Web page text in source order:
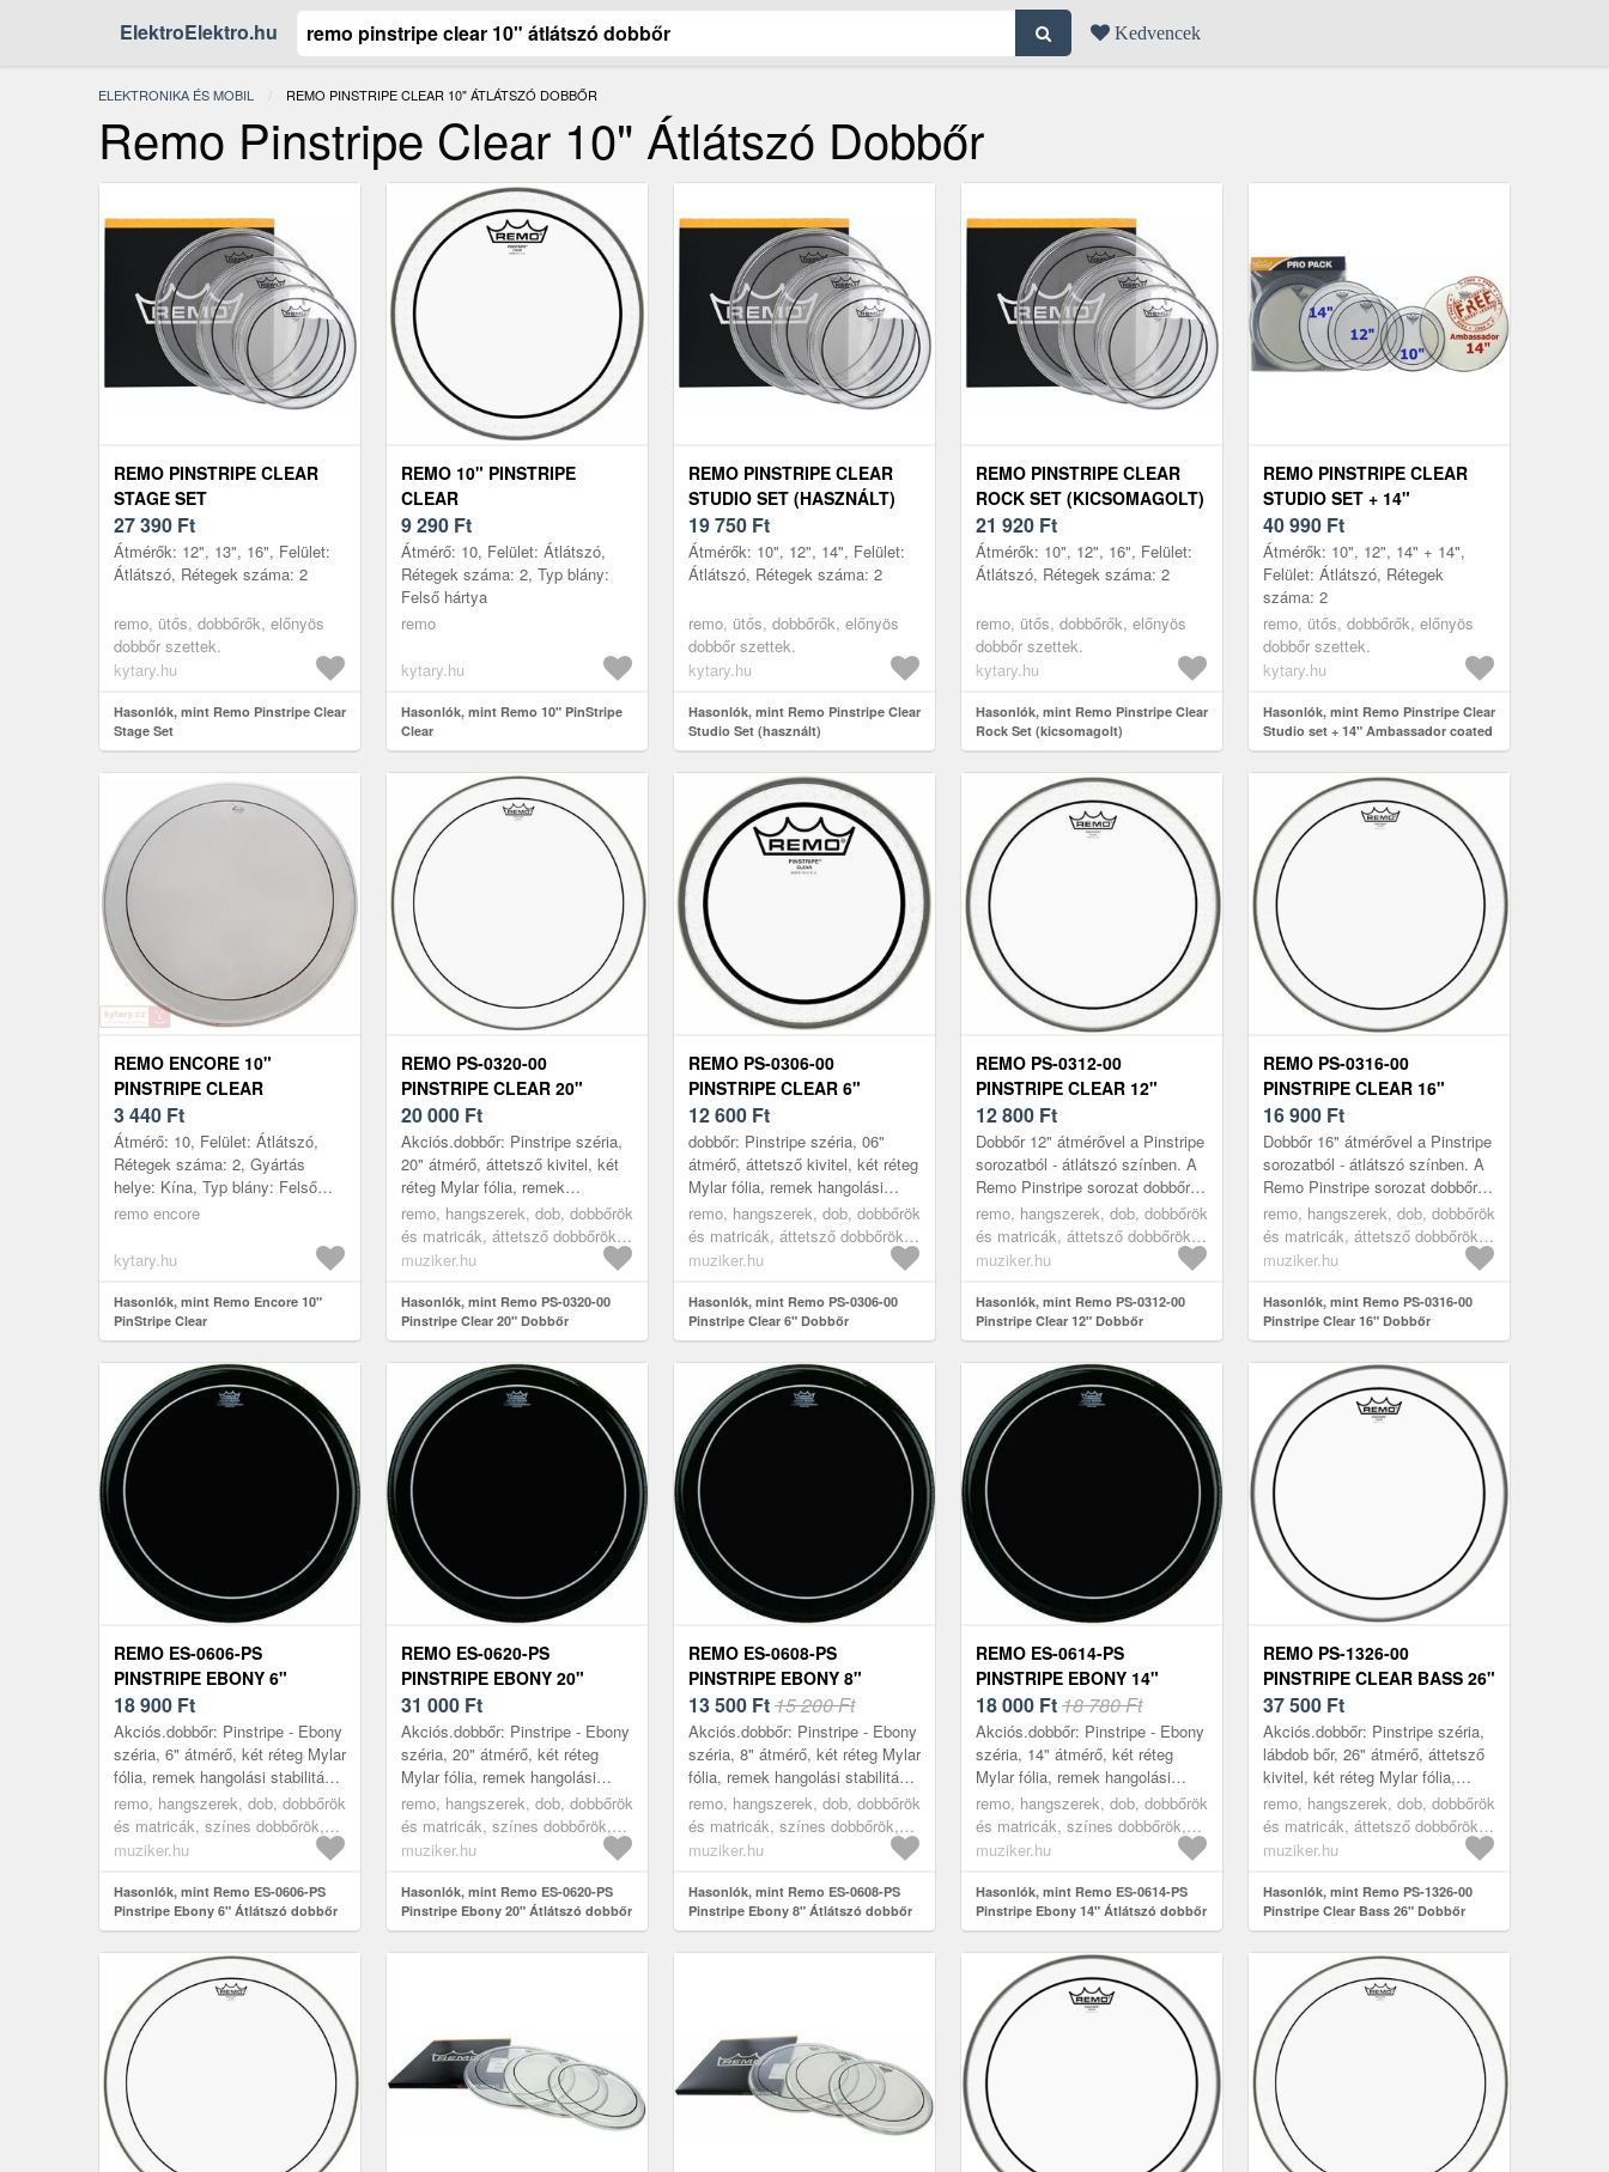
ElektroElektro.hu Kedvencek
ELEKTRONIKA ÉS MOBIL JELENLEGI:
REMO PINSTRIPE CLEAR 10" ÁTLÁTSZÓ DOBBŐR
Remo Pinstripe Clear 10" Átlátszó Dobbőr
REMO PINSTRIPE CLEAR
STAGE SET
27 390 Ft
Átmérők: 12", 13", 16", Felület:
Átlátszó, Rétegek száma: 2
remo, ütős, dobbőrők, előnyös
dobbőr szettek.
kytary.hu
Hasonlók, mint Remo Pinstripe Clear
Stage Set
REMO 10" PINSTRIPE
CLEAR
9 290 Ft
Átmérő: 10, Felület: Átlátszó,
Rétegek száma: 2, Typ blány:
Felső hártya
remo
kytary.hu
Hasonlók, mint Remo 10" PinStripe
Clear
REMO PINSTRIPE CLEAR
STUDIO SET (HASZNÁLT)
19 750 Ft
Átmérők: 10", 12", 14", Felület:
Átlátszó, Rétegek száma: 2
remo, ütős, dobbőrők, előnyös
dobbőr szettek.
kytary.hu
Hasonlók, mint Remo Pinstripe Clear
Studio Set (használt)
REMO PINSTRIPE CLEAR
ROCK SET (KICSOMAGOLT)
21 920 Ft
Átmérők: 10", 12", 16", Felület:
Átlátszó, Rétegek száma: 2
remo, ütős, dobbőrők, előnyös
dobbőr szettek.
kytary.hu
Hasonlók, mint Remo Pinstripe Clear
Rock Set (kicsomagolt)
REMO PINSTRIPE CLEAR
STUDIO SET + 14"
AMBASSADOR COATED
40 990 Ft
Átmérők: 10", 12", 14" + 14",
Felület: Átlátszó, Rétegek
száma: 2
remo, ütős, dobbőrők, előnyös
dobbőr szettek.
kytary.hu
Hasonlók, mint Remo Pinstripe Clear
Studio set + 14" Ambassador coated
REMO ENCORE 10"
PINSTRIPE CLEAR
3 440 Ft
Átmérő: 10, Felület: Átlátszó,
Rétegek száma: 2, Gyártás
helye: Kína, Typ blány: Felső
hártya
remo encore
kytary.hu
Hasonlók, mint Remo Encore 10"
PinStripe Clear
REMO PS-0320-00
PINSTRIPE CLEAR 20"
DOBBŐR
20 000 Ft
Akciós.dobbőr: Pinstripe széria,
20" átmérő, áttetsző kivitel, két
réteg Mylar fólia, remek
hangolási stabilitás, mélyebb
hangolás esetén is ideális
hangz...
remo, hangszerek, dob, dobbőrök
és matricák, áttetsző dobbőrök,
transparent
muziker.hu
Hasonlók, mint Remo PS-0320-00
Pinstripe Clear 20" Dobbőr
REMO PS-0306-00
PINSTRIPE CLEAR 6"
DOBBŐR
12 600 Ft
dobbőr: Pinstripe széria, 06"
átmérő, áttetsző kivitel, két réteg
Mylar fólia, remek hangolási
stabilitás, mélyebb hangolás
esetén is ideális hangz...
remo, hangszerek, dob, dobbőrök
és matricák, áttetsző dobbőrök,
transparent
muziker.hu
Hasonlók, mint Remo PS-0306-00
Pinstripe Clear 6" Dobbőr
REMO PS-0312-00
PINSTRIPE CLEAR 12"
DOBBŐR
12 800 Ft
Dobbőr 12" átmérővel a Pinstripe
sorozatból - átlátszó színben. A
Remo Pinstripe sorozat dobbőrei
két, különböző erősségű Mylar
fóliából készültek....
remo, hangszerek, dob, dobbőrök
és matricák, áttetsző dobbőrök,
transparent
muziker.hu
Hasonlók, mint Remo PS-0312-00
Pinstripe Clear 12" Dobbőr
REMO PS-0316-00
PINSTRIPE CLEAR 16"
DOBBŐR
16 900 Ft
Dobbőr 16" átmérővel a Pinstripe
sorozatból - átlátszó színben. A
Remo Pinstripe sorozat dobbőrei
két, különböző erősségű Mylar
fóliából készültek....
remo, hangszerek, dob, dobbőrök
és matricák, áttetsző dobbőrök,
transparent
muziker.hu
Hasonlók, mint Remo PS-0316-00
Pinstripe Clear 16" Dobbőr
REMO ES-0606-PS
PINSTRIPE EBONY 6"
ÁTLÁTSZÓ DOBBŐR
18 900 Ft
Akciós.dobbőr: Pinstripe - Ebony
széria, 6" átmérő, két réteg Mylar
fólia, remek hangolási stabilitás,
mélyebb hangolás esetén is
ideális hangzás, a többr...
remo, hangszerek, dob, dobbőrök
és matricák, színes dobbőrök,
black
muziker.hu
Hasonlók, mint Remo ES-0606-PS
Pinstripe Ebony 6" Átlátszó dobbőr
REMO ES-0620-PS
PINSTRIPE EBONY 20"
ÁTLÁTSZÓ DOBBŐR
31 000 Ft
Akciós.dobbőr: Pinstripe - Ebony
széria, 20" átmérő, két réteg
Mylar fólia, remek hangolási
stabilitás, mélyebb hangolás
esetén is ideális hangzás, a
több...
remo, hangszerek, dob, dobbőrök
és matricák, színes dobbőrök,
black
muziker.hu
Hasonlók, mint Remo ES-0620-PS
Pinstripe Ebony 20" Átlátszó dobbőr
REMO ES-0608-PS
PINSTRIPE EBONY 8"
ÁTLÁTSZÓ DOBBŐR
13 500 Ft15 200 Ft
Akciós.dobbőr: Pinstripe - Ebony
széria, 8" átmérő, két réteg Mylar
fólia, remek hangolási stabilitás,
mélyebb hangolás esetén is
ideális hangzás, a többr...
remo, hangszerek, dob, dobbőrök
és matricák, színes dobbőrök,
black
muziker.hu
Hasonlók, mint Remo ES-0608-PS
Pinstripe Ebony 8" Átlátszó dobbőr
REMO ES-0614-PS
PINSTRIPE EBONY 14"
ÁTLÁTSZÓ DOBBŐR
18 000 Ft18 780 Ft
Akciós.dobbőr: Pinstripe - Ebony
széria, 14" átmérő, két réteg
Mylar fólia, remek hangolási
stabilitás, mélyebb hangolás
esetén is ideális hangzás, a
több...
remo, hangszerek, dob, dobbőrök
és matricák, színes dobbőrök,
black
muziker.hu
Hasonlók, mint Remo ES-0614-PS
Pinstripe Ebony 14" Átlátszó dobbőr
REMO PS-1326-00
PINSTRIPE CLEAR BASS 26"
DOBBŐR
37 500 Ft
Akciós.dobbőr: Pinstripe széria,
lábdob bőr, 26" átmérő, áttetsző
kivitel, két réteg Mylar fólia,
remek hangolási stabilitás,
mélyebb hangolás esetén is i...
remo, hangszerek, dob, dobbőrök
és matricák, áttetsző dobbőrök,
transparent
muziker.hu
Hasonlók, mint Remo PS-1326-00
Pinstripe Clear Bass 26" Dobbőr